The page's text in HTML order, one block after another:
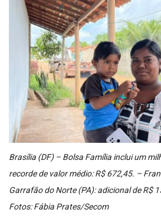
Brasília (DF) – Bolsa Família inclui um
recorde de valor médio: R$ 672,45. –
Garrafão do Norte (PA): adicional de R$
Fotos: Fábia Prates/Secom